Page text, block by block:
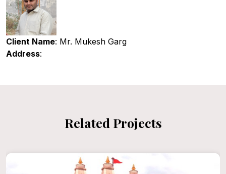
Client Name: Mr. Mukesh Garg
Address:
Related Projects